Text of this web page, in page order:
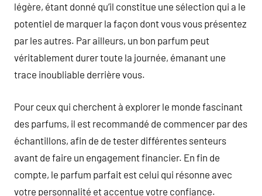
légère, étant donné qu’il constitue une sélection qui a le
potentiel de marquer la façon dont vous vous présentez
par les autres. Par ailleurs, un bon parfum peut
véritablement durer toute la journée, émanant une
trace inoubliable derrière vous.
Pour ceux qui cherchent à explorer le monde fascinant
des parfums, il est recommandé de commencer par des
échantillons, afin de de tester différentes senteurs
avant de faire un engagement financier. En fin de
compte, le parfum parfait est celui qui résonne avec
votre personnalité et accentue votre confiance.